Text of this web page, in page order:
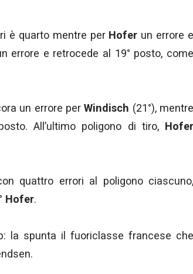
è quarto mentre per Hofer un errore
errore e retrocede al 19° posto,
un errore perWindisch (21°),
All’ultimo poligono di tiro, Hofer
quattro errori al poligono ciascuno,
Hofer.
la spunta il fuoriclasse francese che